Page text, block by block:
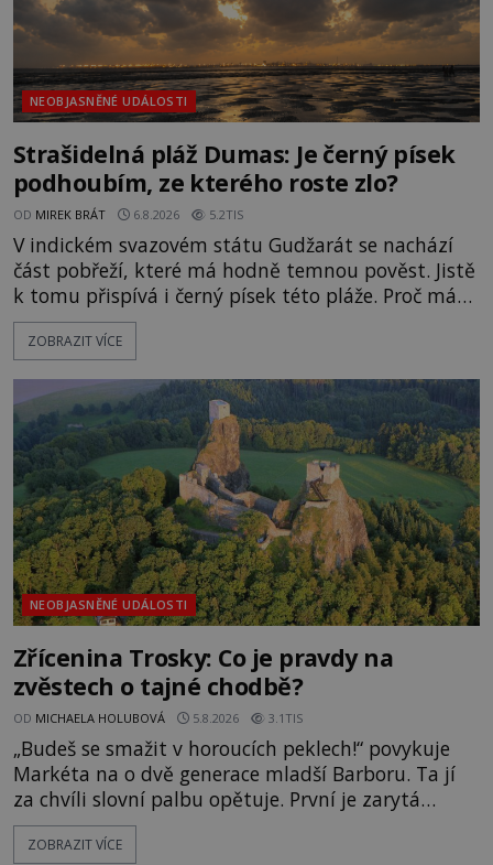
NEOBJASNĚNÉ UDÁLOSTI
Strašidelná pláž Dumas: Je černý písek
podhoubím, ze kterého roste zlo?
OD MIREK BRÁT 6.8.2026 5.2TIS
V indickém svazovém státu Gudžarát se nachází
část pobřeží, které má hodně temnou pověst. Jistě
k tomu přispívá i černý písek této pláže. Proč má
pláž takové netypické zbarvení? Nakolik jsou
pravdivé historky, že zde došlo k nevysvětlitelným
následovat. Vstupujeme na pláž Dumas ve městě
Surat. Gu
ZOBRAZIT VÍCE
NEOBJASNĚNÉ UDÁLOSTI
Zřícenina Trosky: Co je pravdy na
zvěstech o tajné chodbě?
OD MICHAELA HOLUBOVÁ 5.8.2026 3.1TIS
„Budeš se smažit v horoucích peklech!“ povykuje
Markéta na o dvě generace mladší Barboru. Ta jí
za chvíli slovní palbu opětuje. První je zarytá
katolička, druhá přesvědčená kališnice. A každá z
nich se usídlí na jedné z věží slavného hradu
ZOBRAZIT VÍCE